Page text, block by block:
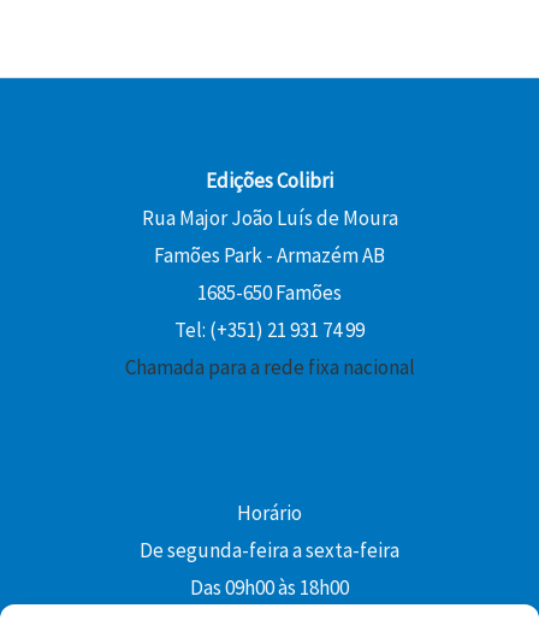
Edições Colibri
Rua Major João Luís de Moura
Famões Park - Armazém AB
1685-650 Famões
Tel: (+351) 21 931 74 99
Chamada para a rede fixa nacional
Horário
De segunda-feira a sexta-feira
Das 09h00 às 18h00